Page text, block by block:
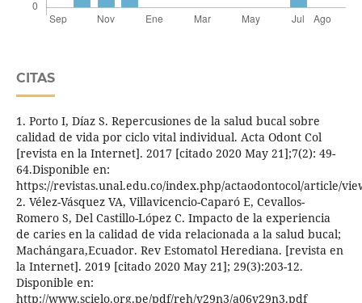
CITAS
1. Porto I, Díaz S. Repercusiones de la salud bucal sobre
calidad de vida por ciclo vital individual. Acta Odont Col
[revista en la Internet]. 2017 [citado 2020 May 21];7(2): 49-
64.Disponible en:
https://revistas.unal.edu.co/index.php/actaodontocol/article/
2. Vélez-Vásquez VA, Villavicencio-Caparó E, Cevallos-
Romero S, Del Castillo-López C. Impacto de la experiencia
de caries en la calidad de vida relacionada a la salud bucal;
Machángara,Ecuador. Rev Estomatol Herediana. [revista en
la Internet]. 2019 [citado 2020 May 21]; 29(3):203-12.
Disponible en:
http://www.scielo.org.pe/pdf/reh/v29n3/a06v29n3.pdf